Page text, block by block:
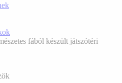
fából készült játszótéri